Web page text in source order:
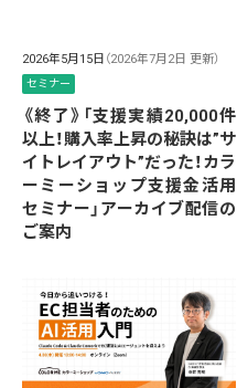
2026年5月15日 （2026年7月2日 更新）
セミナー
《終了》「支援実績20,000件
以上！購入率上昇の秘訣は”サ
イトレイアウト”だった！カラ
ーミーショップ支援金活用
セミナー」アーカイブ配信の
ご案内